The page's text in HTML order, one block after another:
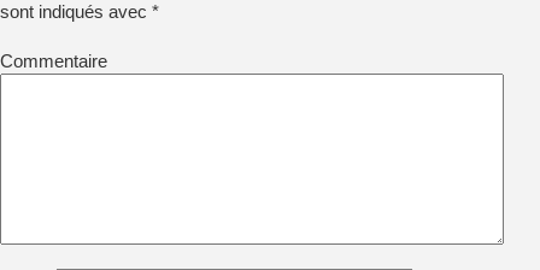
sont indiqués avec *
Commentaire